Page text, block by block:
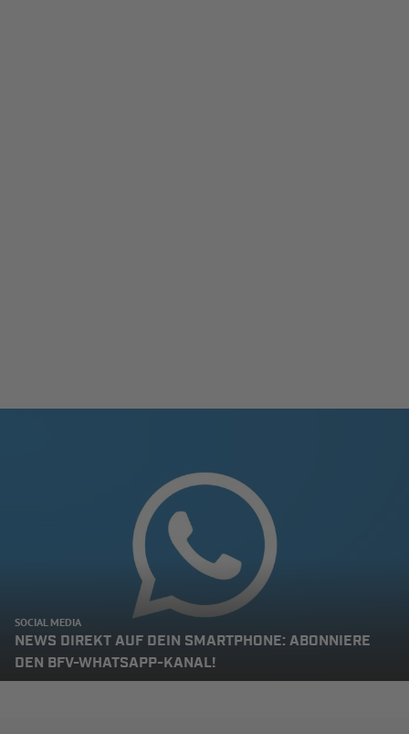
SOCIAL MEDIA
NEWS DIREKT AUF DEIN SMARTPHONE: ABONNIERE
DEN BFV-WHATSAPP-KANAL!